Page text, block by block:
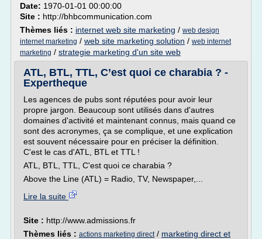
Date: 1970-01-01 00:00:00
Site : http://bhbcommunication.com
Thèmes liés : internet web site marketing / web design
internet marketing / web site marketing solution / web internet
marketing / strategie marketing d'un site web
ATL, BTL, TTL, C’est quoi ce charabia ? -
Expertheque
Les agences de pubs sont réputées pour avoir leur
propre jargon. Beaucoup sont utilisés dans d'autres
domaines d'activité et maintenant connus, mais quand ce
sont des acronymes, ça se complique, et une explication
est souvent nécessaire pour en préciser la définition.
C'est le cas d'ATL, BTL et TTL !
ATL, BTL, TTL, C'est quoi ce charabia ?
Above the Line (ATL) = Radio, TV, Newspaper,...
Lire la suite
Site : http://www.admissions.fr
Thèmes liés : actions marketing direct/ marketing direct et